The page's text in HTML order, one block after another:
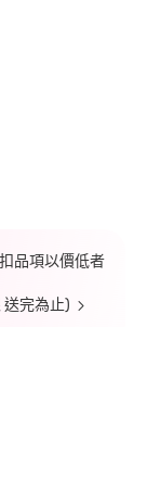
品項以價低者
完為止)